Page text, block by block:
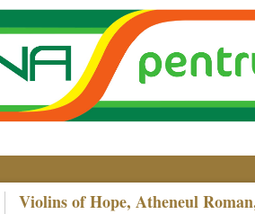
Violins of Hope, Atheneul